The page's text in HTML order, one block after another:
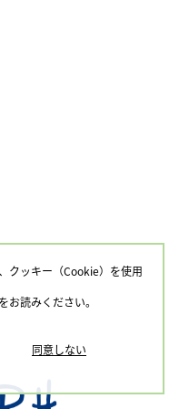
クッキー（Cookie）を使用
お読みください。
同意しない